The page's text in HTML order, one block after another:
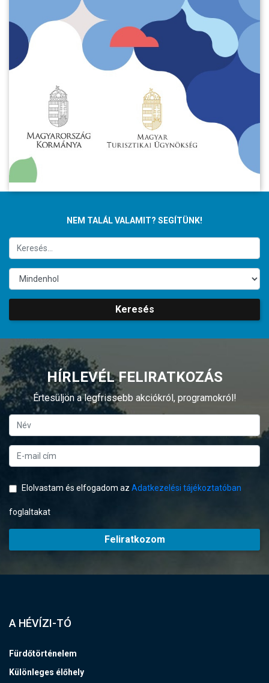
NEM TALÁL VALAMIT? SEGÍTÜNK!
Keresés
HÍRLEVÉL FELIRATKOZÁS
Értesüljön a legfrissebb akciókról, programokról!
Elolvastam és elfogadom az Adatkezelési tájékoztatóban
foglaltakat
Feliratkozom
A HÉVÍZI-TÓ
Fürdőtörténelem
Különleges élőhely